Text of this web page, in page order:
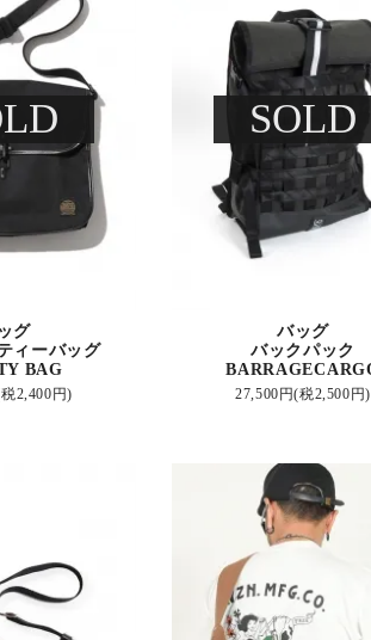
グ
ィーバッグ
BAG
2,400円)
SOLD
バッグ
バックパック
27,500円(税2,500円)